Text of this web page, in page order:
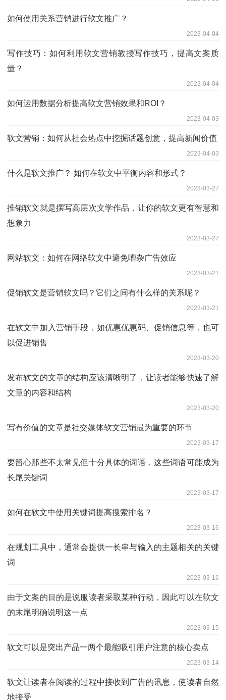
如何使用关系营销进行软文推广？
2023-04-04
写作技巧：如何利用软文营销教授写作技巧，提高文案质
量？
2023-04-04
如何运用数据分析提高软文营销效果和ROI？
2023-04-03
软文营销：如何从社会热点中挖掘话题创意，提高新闻价值
2023-04-03
什么是软文推广？ 如何在软文中平衡内容和形式？
2023-03-27
推销软文就是撰写高层次文学作品，让你的软文更有智慧和
想象力
2023-03-27
网站软文：如何在网络软文中避免嘈杂广告效应
2023-03-21
促销软文是营销软文吗？它们之间有什么样的关系呢？
2023-03-21
在软文中加入营销手段，如优惠优惠码、促销信息等，也可
以促进销售
2023-03-20
发布软文的文章的结构应该清晰明了，让读者能够快速了解
文章的内容和结构
2023-03-20
写有价值的文章是社交媒体软文营销最为重要的环节
2023-03-17
要留心那些不太常见但十分具体的词语，这些词语可能成为
长尾关键词
2023-03-17
如何在软文中使用关键词提高搜索排名？
2023-03-16
在规划工具中，通常会提供一长串与输入的主题相关的关键
词
2023-03-16
由于文案的目的是说服读者采取某种行动，因此可以在软文
的末尾明确说明这一点
2023-03-15
软文可以是突出产品一两个最能吸引用户注意的核心卖点
2023-03-14
软文让读者在阅读的过程中接收到广告的讯息，使读者自然
地接受